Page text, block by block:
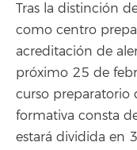
Tras la distinción
como centro
acreditación de
próximo 25 de
curso preparatorio
formativa consta
estará dividida en